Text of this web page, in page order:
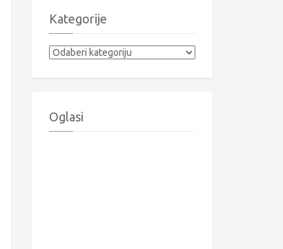
Kategorije
Kategorije
Oglasi